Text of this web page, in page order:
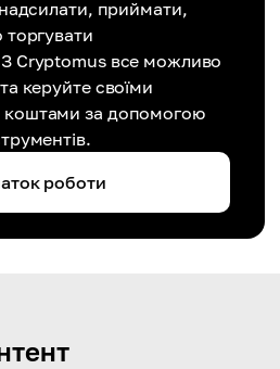
приймати,
Cryptomus все можливо
керуйте своїми
за допомогою
роботи